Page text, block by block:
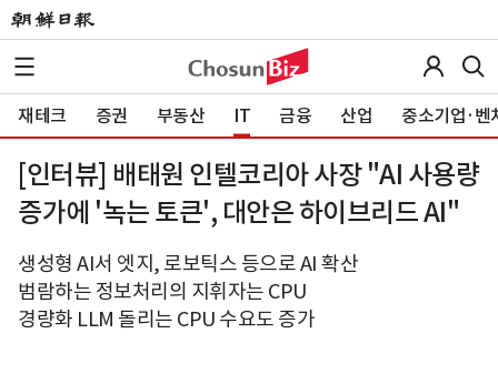
재테크 증권 부동산 IT 금융 산업 중소기업·벤
[인터뷰] 배태원 인텔코리아 사장 "AI 사용량
증가에 '녹는 토큰', 대안은 하이브리드 AI"
생성형 AI서 엣지, 로보틱스 등으로 AI 확산
범람하는 정보처리의 지휘자는 CPU
경량화 LLM 돌리는 CPU 수요도 증가